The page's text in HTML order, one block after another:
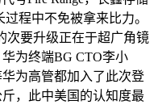
程中不免被拿来比力。
次要升级正在于超广角镜
为终端BG CTO李小
为高管都加入了此次登
，此中美国的认知度最